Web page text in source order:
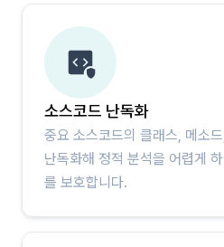
소스코드 난독화
중요 소스코드의 클래스, 메소
난독화해 정적 분석을 어렵게
를 보호합니다.